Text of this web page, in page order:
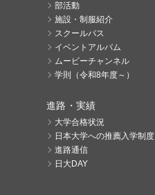
部活動
施設・制服紹介
スクールバス
イベントアルバム
ムービーチャンネル
学則（令和8年度～）
進路・実績
大学合格状況
日本大学への推薦入学制度
進路通信
日大DAY